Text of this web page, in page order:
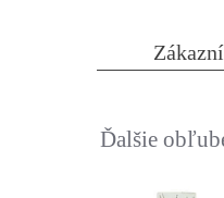
Slideshow
Ďalšie